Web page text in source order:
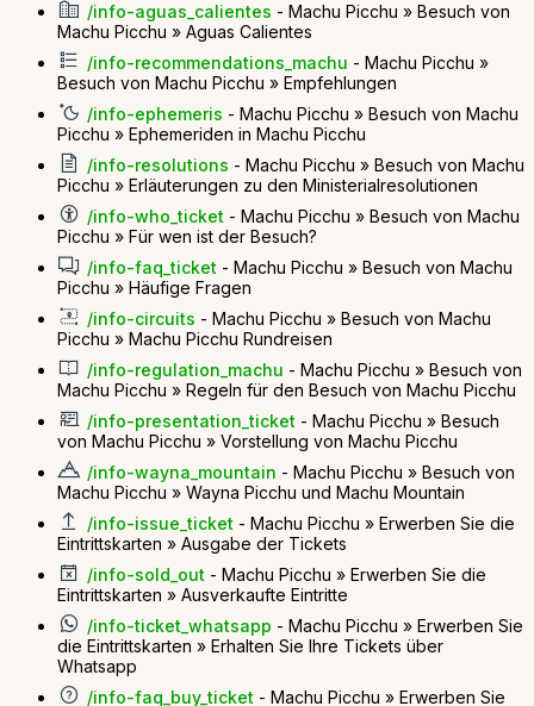
/info-aguas_calientes - Machu Picchu » Besuch von
Machu Picchu » Aguas Calientes
/info-recommendations_machu - Machu Picchu »
Besuch von Machu Picchu » Empfehlungen
/info-ephemeris - Machu Picchu » Besuch von Machu
Picchu » Ephemeriden in Machu Picchu
/info-resolutions - Machu Picchu » Besuch von Machu
Picchu » Erläuterungen zu den Ministerialresolutionen
/info-who_ticket - Machu Picchu » Besuch von Machu
Picchu » Für wen ist der Besuch?
/info-faq_ticket - Machu Picchu » Besuch von Machu
Picchu » Häufige Fragen
/info-circuits - Machu Picchu » Besuch von Machu
Picchu » Machu Picchu Rundreisen
/info-regulation_machu - Machu Picchu » Besuch von
Machu Picchu » Regeln für den Besuch von Machu Picchu
/info-presentation_ticket - Machu Picchu » Besuch
von Machu Picchu » Vorstellung von Machu Picchu
/info-wayna_mountain - Machu Picchu » Besuch von
Machu Picchu » Wayna Picchu und Machu Mountain
/info-issue_ticket - Machu Picchu » Erwerben Sie die
Eintrittskarten » Ausgabe der Tickets
/info-sold_out - Machu Picchu » Erwerben Sie die
Eintrittskarten » Ausverkaufte Eintritte
/info-ticket_whatsapp - Machu Picchu » Erwerben Sie
die Eintrittskarten » Erhalten Sie Ihre Tickets über
Whatsapp
/info-faq_buy_ticket - Machu Picchu » Erwerben Sie